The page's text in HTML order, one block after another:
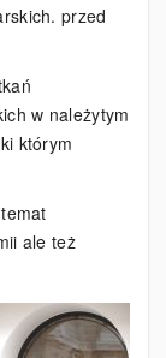
przed
w należytym
którym
ale też